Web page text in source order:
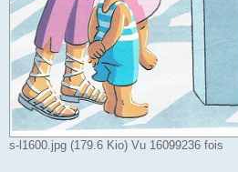
s-l1600.jpg (179.6 Kio) Vu 16099236 fois